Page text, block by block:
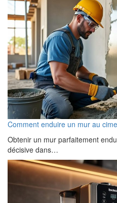
Comment enduire un mur au
Obtenir un mur parfaitement
décisive dans…